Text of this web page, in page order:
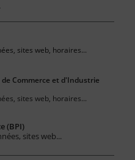
sites web, horaires...
Commerce et d'Industrie
sites web, horaires...
(BPI)
sites web...